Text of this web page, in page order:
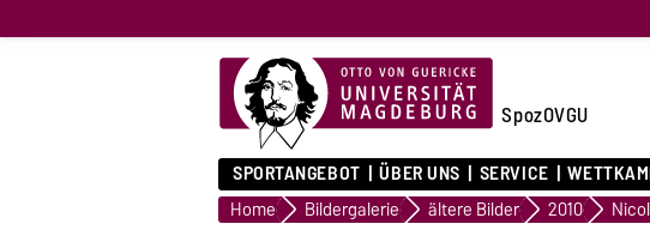
SpozOVGU
SPORTANGEBOT ÜBER UNS SERVICE
Home Bildergalerie ältere Bilder 2010